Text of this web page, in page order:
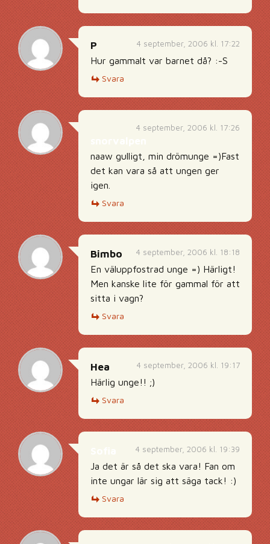
4 september, 2006 kl. 17:22
P
Hur gammalt var barnet då? :-S
Svara
4 september, 2006 kl. 17:26
naaw gulligt, min drömunge =)Fast
det kan vara så att ungen ger
igen.
Svara
4 september, 2006 kl. 18:18
Bimbo
En väluppfostrad unge =) Härligt!
Men kanske lite för gammal för att
sitta i vagn?
Svara
4 september, 2006 kl. 19:17
Hea
Härlig unge!! ;)
Svara
4 september, 2006 kl. 19:39
Ja det är så det ska vara! Fan om
inte ungar lär sig att säga tack! :)
Svara